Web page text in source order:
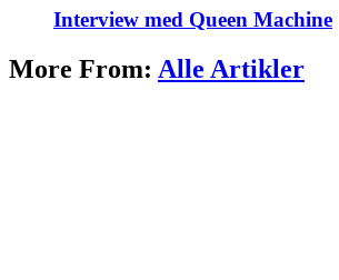
Interview med Queen Machine
More From: Alle Artikler